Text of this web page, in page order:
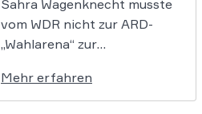
Sahra Wagenknecht musste
vom WDR nicht zur ARD-
„Wahlarena“ zur
eingeladen werden. Für das
spezielle Format dürfe der
Mehr erfahren